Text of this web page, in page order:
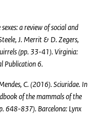
a review of social and
J. Merrit & D. Zegers,
(pp. 33-41). Virginia:
Publication 6.
C. (2016). Sciuridae. In
of the mammals of the
648-837). Barcelona: Lynx